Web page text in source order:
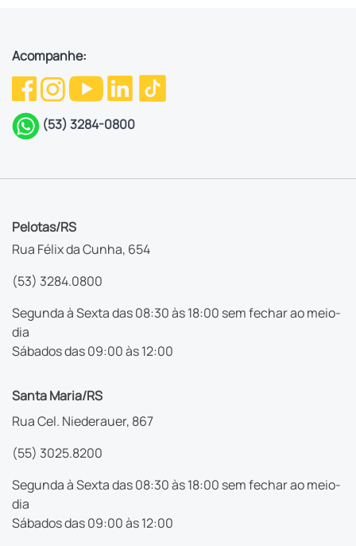
Acompanhe:
(53) 3284-0800
Pelotas/RS
Rua Félix da Cunha, 654
(53) 3284.0800
Segunda à Sexta das 08:30 às 18:00 sem fechar ao meio-
dia
Sábados das 09:00 às 12:00
Santa Maria/RS
Rua Cel. Niederauer, 867
(55) 3025.8200
Segunda à Sexta das 08:30 às 18:00 sem fechar ao meio-
dia
Sábados das 09:00 às 12:00